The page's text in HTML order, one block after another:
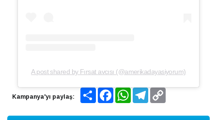
A post shared by Fırsat avcısı (@amerikadayasiyorum)
Kampanya'yı paylaş:
Share FacebookWhatsAppTelegram